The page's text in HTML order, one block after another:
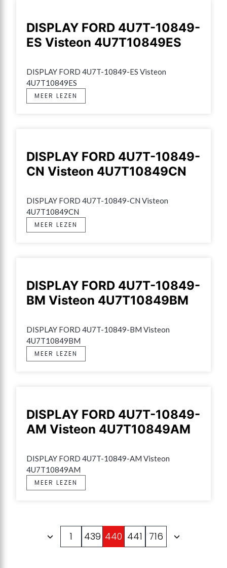
DISPLAY FORD 4U7T-10849-
ES Visteon 4U7T10849ES
DISPLAY FORD 4U7T-10849-ES Visteon
4U7T10849ES
MEER LEZEN
DISPLAY FORD 4U7T-10849-
CN Visteon 4U7T10849CN
DISPLAY FORD 4U7T-10849-CN Visteon
4U7T10849CN
MEER LEZEN
DISPLAY FORD 4U7T-10849-
BM Visteon 4U7T10849BM
DISPLAY FORD 4U7T-10849-BM Visteon
4U7T10849BM
MEER LEZEN
DISPLAY FORD 4U7T-10849-
AM Visteon 4U7T10849AM
DISPLAY FORD 4U7T-10849-AM Visteon
4U7T10849AM
MEER LEZEN
1 439 440 441 716